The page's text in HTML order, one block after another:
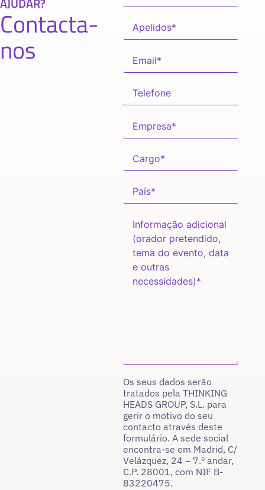
Contacta-
nos
Os seus dados serão
tratados pela THINKING
HEADS GROUP, S.L. para
gerir o motivo do seu
contacto através deste
formulário. A sede social
encontra-se em Madrid, C/
Velázquez, 24 – 7.º andar,
C.P. 28001, com NIF B-
83220475.